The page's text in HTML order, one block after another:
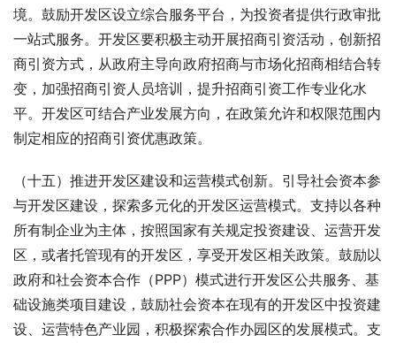
境。鼓励开发区设立综合服务平台，为投资者提供行政审批
一站式服务。开发区要积极主动开展招商引资活动，创新招
商引资方式，从政府主导向政府招商与市场化招商相结合转
变，加强招商引资人员培训，提升招商引资工作专业化水
平。开发区可结合产业发展方向，在政策允许和权限范围内
制定相应的招商引资优惠政策。
（十五）推进开发区建设和运营模式创新。引导社会资本参
与开发区建设，探索多元化的开发区运营模式。支持以各种
所有制企业为主体，按照国家有关规定投资建设、运营开发
区，或者托管现有的开发区，享受开发区相关政策。鼓励以
政府和社会资本合作（PPP）模式进行开发区公共服务、基
础设施类项目建设，鼓励社会资本在现有的开发区中投资建
设、运营特色产业园，积极探索合作办园区的发展模式。支